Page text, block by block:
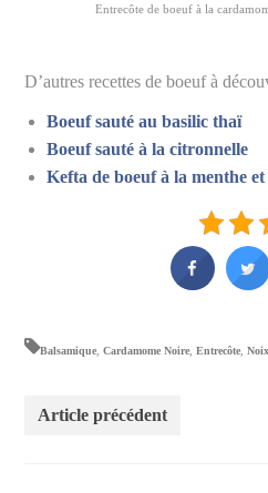
Entrecôte de boeuf à la
D’autres recettes de boeuf à
Boeuf sauté au basilic thaï
Boeuf sauté à la citronnelle
Kefta de boeuf à la menthe
Balsamique,Cardamome Noire,Entrecôte,
Article précédent